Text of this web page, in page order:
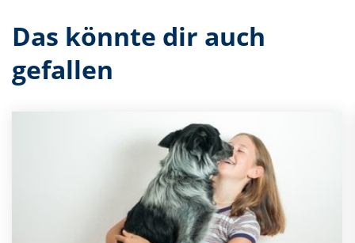
Das könnte dir auch
gefallen